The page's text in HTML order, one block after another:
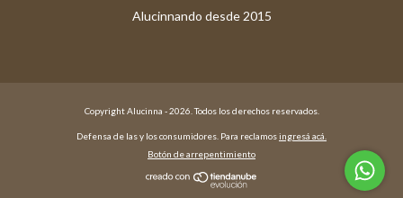
Copyright Alucinna - 2026. Todos los derechos reservados.
Defensa de las y los consumidores. Para reclamosingresá acá.
Botón de arrepentimiento